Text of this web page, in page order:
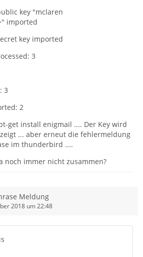
key "mclaren
imported
key imported
3
3
2
get install enigmail .... Der Key wird
... aber erneut die fehlermeldung
im thunderbird ....
noch immer nicht zusammen?
Meldung
2018 um 22:48